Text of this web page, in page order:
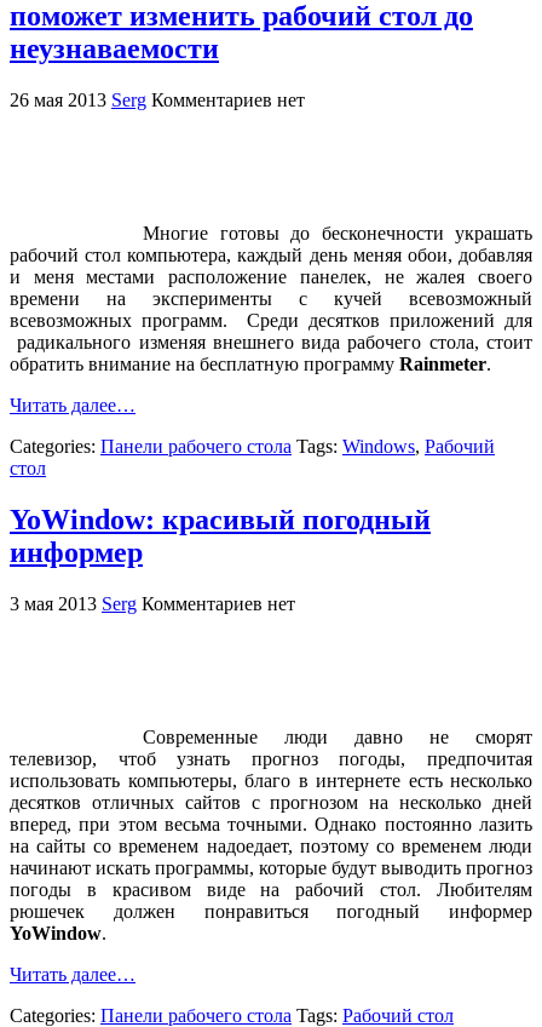
поможет изменить рабочий стол до
неузнаваемости
26 мая 2013 Serg Комментариев нет
Многие готовы до бесконечности украшать
рабочий стол компьютера, каждый день меняя обои, добавляя
и меня местами расположение панелек, не жалея своего
времени на эксперименты с кучей всевозможный
всевозможных программ. Среди десятков приложений для
радикального изменяя внешнего вида рабочего стола, стоит
обратить внимание на бесплатную программу Rainmeter.
Читать далее…
Categories: Панели рабочего стола Tags: Windows, Рабочий
стол
YoWindow: красивый погодный
информер
3 мая 2013 Serg Комментариев нет
Современные люди давно не сморят
телевизор, чтоб узнать прогноз погоды, предпочитая
использовать компьютеры, благо в интернете есть несколько
десятков отличных сайтов с прогнозом на несколько дней
вперед, при этом весьма точными. Однако постоянно лазить
на сайты со временем надоедает, поэтому со временем люди
начинают искать программы, которые будут выводить прогноз
погоды в красивом виде на рабочий стол. Любителям
рюшечек должен понравиться погодный информер
YoWindow.
Читать далее…
Categories: Панели рабочего стола Tags: Рабочий стол